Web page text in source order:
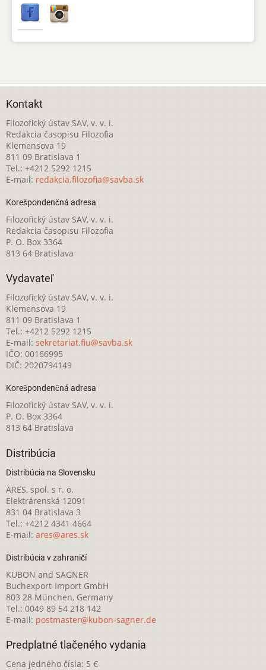
Kontakt
Filozofický ústav SAV, v. v. i.
Redakcia časopisu Filozofia
Klemensova 19
811 09 Bratislava 1
Tel.: +4212 5292 1215
E-mail: redakcia.filozofia@savba.sk
Korešpondenčná adresa
Filozofický ústav SAV, v. v. i.
Redakcia časopisu Filozofia
P. O. Box 3364
813 64 Bratislava
Vydavateľ
Filozofický ústav SAV, v. v. i.
Klemensova 19
811 09 Bratislava 1
Tel.: +4212 5292 1215
E-mail: sekretariat.fiu@savba.sk
IČO: 00166995
DIČ: 2020794149
Korešpondenčná adresa
Filozofický ústav SAV, v. v. i.
P. O. Box 3364
813 64 Bratislava
Distribúcia
Distribúcia na Slovensku
ARES, spol. s r. o.
Elektrárenská 12091
831 04 Bratislava 3
Tel.: +4212 4341 4664
E-mail: ares@ares.sk
Distribúcia v zahraničí
KUBON and SAGNER
Buchexport-Import GmbH
803 28 München, Germany
Tel.: 0049 89 54 218 142
E-mail: postmaster@kubon-sagner.de
Predplatné tlačeného vydania
Cena jedného čísla: 5 €